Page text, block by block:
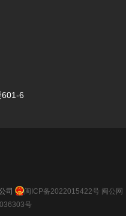
601-6
司 闽ICP备2022015422号 闽公网
号